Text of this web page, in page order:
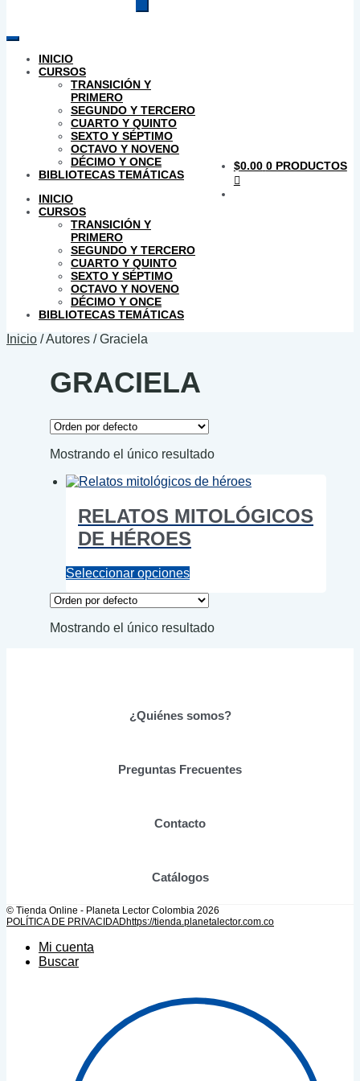
productos
INICIO
CURSOS
TRANSICIÓN Y
PRIMERO
SEGUNDO Y TERCERO
CUARTO Y QUINTO
SEXTO Y SÉPTIMO
OCTAVO Y NOVENO
DÉCIMO Y ONCE
BIBLIOTECAS TEMÁTICAS
INICIO
CURSOS
TRANSICIÓN Y
PRIMERO
SEGUNDO Y TERCERO
CUARTO Y QUINTO
SEXTO Y SÉPTIMO
OCTAVO Y NOVENO
DÉCIMO Y ONCE
BIBLIOTECAS TEMÁTICAS
$0.00 0 PRODUCTOS
Inicio /Autores /Graciela
GRACIELA
Mostrando el único resultado
RELATOS MITOLÓGICOS
DE HÉROES
Seleccionar opcionesEste
tiene
variantes.
en
producto
Mostrando el único resultado
¿Quiénes somos?
Preguntas Frecuentes
Contacto
Catálogos
© Tienda Online - Planeta Lector Colombia 2026
POLÍTICA DE PRIVACIDADhttps://tienda.planetalector.com.co
Mi cuenta
Buscar